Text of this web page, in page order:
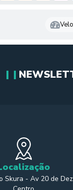
Skura - Av 20 de